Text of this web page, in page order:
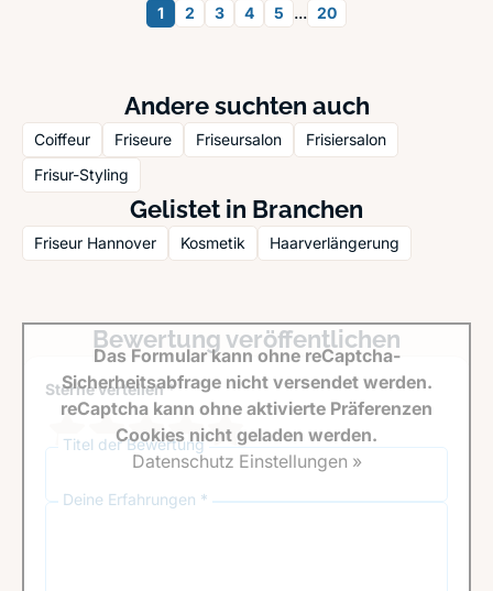
1 2 3 4 5 ... 20
Andere suchten auch
Coiffeur Friseure Friseursalon
Frisiersalon
Frisur-Styling
Gelistet in Branchen
Friseur Hannover Kosmetik Haarverlängerung
Bewertung veröffentlichen
Sterne verteilen *
Titel der Bewertung
Deine Erfahrungen *
Das Formular kann ohne reCaptcha-
Sicherheitsabfrage nicht versendet werden.
reCaptcha kann ohne aktivierte Präferenzen
Cookies nicht geladen werden.
Datenschutz Einstellungen »